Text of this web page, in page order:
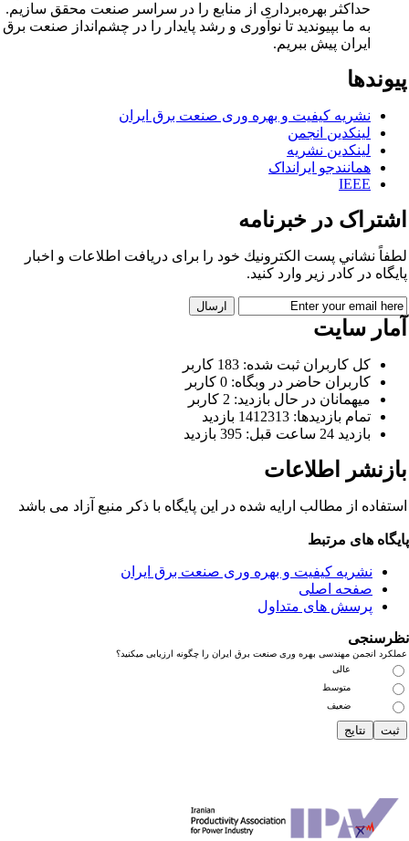
حداکثر بهره‌برداری از منابع را در سراسر صنعت محقق سازیم.
به ما بپیوندید تا نوآوری و رشد پایدار را در چشم‌انداز صنعت برق
ایران پیش ببریم.
نشریه کیفیت و بهره وری صنعت برق ایران
لینکدین انجمن
لینکدین نشریه
همانندجو ایرانداک
IEEE
در خبرنامه
نشاني پست الكترونيك خود را برای دريافت اطلاعات و اخبار
در كادر زير وارد كنيد.
سایت
كل کاربران ثبت شده: 183 کاربر
کاربران حاضر در وبگاه: 0 کاربر
ميهمانان در حال بازديد: 2 کاربر
تمام بازديد‌ها: 1412313 بازدید
بازديد 24 ساعت قبل: 395 بازدید
اطلاعات
از مطالب ارایه شده در این پایگاه با ذکر منبع آزاد می باشد
های مرتبط
نشریه کیفیت و بهره وری صنعت برق ایران
صفحه اصلی
پرسش های متداول
انجمن مهندسی بهره وری صنعت برق ایران را چگونه ارزیابی میکنید؟
عالی
متوسط
ضعیف